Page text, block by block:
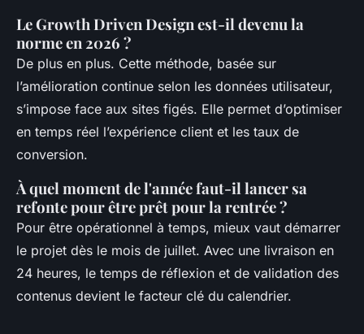
Le Growth Driven Design est-il devenu la
norme en 2026 ?
De plus en plus. Cette méthode, basée sur
l’amélioration continue selon les données utilisateur,
s’impose face aux sites figés. Elle permet d’optimiser
en temps réel l’expérience client et les taux de
conversion.
À quel moment de l'année faut-il lancer sa
refonte pour être prêt pour la rentrée ?
Pour être opérationnel à temps, mieux vaut démarrer
le projet dès le mois de juillet. Avec une livraison en
24 heures, le temps de réflexion et de validation des
contenus devient le facteur clé du calendrier.